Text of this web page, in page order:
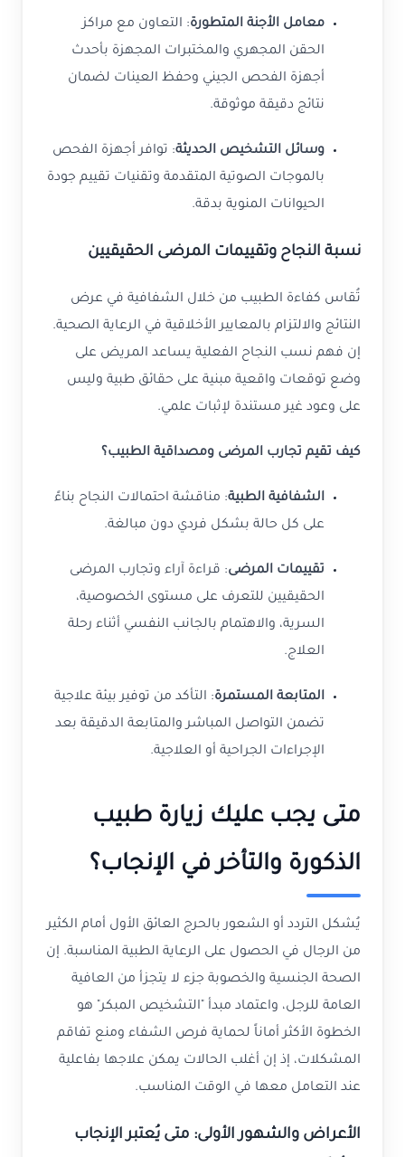
معامل الأجنة المتطورة: التعاون مع مراكز
الحقن المجهري والمختبرات المجهزة بأحدث
أجهزة الفحص الجيني وحفظ العينات لضمان
نتائج دقيقة موثوقة.
وسائل التشخيص الحديثة: توافر أجهزة الفحص
بالموجات الصوتية المتقدمة وتقنيات تقييم جودة
الحيوانات المنوية بدقة.
نسبة النجاح وتقييمات المرضى الحقيقيين
تُقاس كفاءة الطبيب من خلال الشفافية في عرض
النتائج والالتزام بالمعايير الأخلاقية في الرعاية الصحية.
إن فهم نسب النجاح الفعلية يساعد المريض على
وضع توقعات واقعية مبنية على حقائق طبية وليس
على وعود غير مستندة لإثبات علمي.
كيف تقيم تجارب المرضى ومصداقية الطبيب؟
الشفافية الطبية: مناقشة احتمالات النجاح بناءً
على كل حالة بشكل فردي دون مبالغة.
تقييمات المرضى: قراءة آراء وتجارب المرضى
الحقيقيين للتعرف على مستوى الخصوصية،
السرية، والاهتمام بالجانب النفسي أثناء رحلة
العلاج.
المتابعة المستمرة: التأكد من توفير بيئة علاجية
تضمن التواصل المباشر والمتابعة الدقيقة بعد
الإجراءات الجراحية أو العلاجية.
متى يجب عليك زيارة طبيب
الذكورة والتأخر في الإنجاب؟
يُشكل التردد أو الشعور بالحرج العائق الأول أمام الكثير
من الرجال في الحصول على الرعاية الطبية المناسبة. إن
الصحة الجنسية والخصوبة جزء لا يتجزأ من العافية
العامة للرجل، واعتماد مبدأ "التشخيص المبكر" هو
الخطوة الأكثر أماناً لحماية فرص الشفاء ومنع تفاقم
المشكلات، إذ إن أغلب الحالات يمكن علاجها بفاعلية
عند التعامل معها في الوقت المناسب.
الأعراض والشهور الأولى: متى يُعتبر الإنجاب